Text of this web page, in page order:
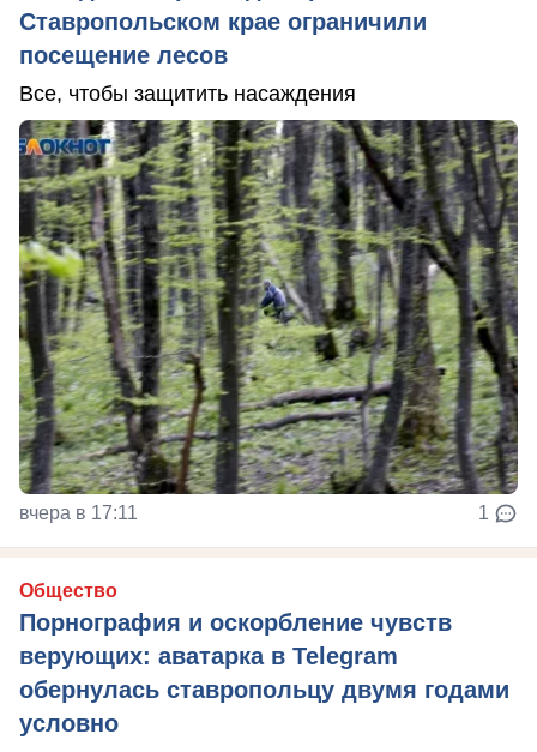
Ставропольском крае ограничили
посещение лесов
Все, чтобы защитить насаждения
вчера в 17:11 1
Общество
Порнография и оскорбление чувств
верующих: аватарка в Telegram
обернулась ставропольцу двумя годами
условно